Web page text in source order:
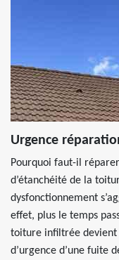
Urgence
Pourquoi faut-il
d’étanchéité de la
dysfonctionnement
effet, plus le temps
toiture infiltrée devient
d’urgence d’une fuite